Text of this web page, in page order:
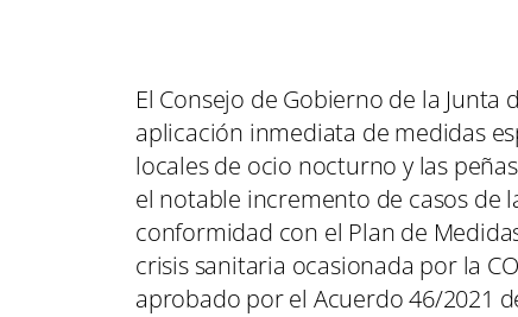
El Consejo de Gobierno de la
aplicación inmediata de medidas
locales de ocio nocturno y las
el notable incremento de casos de
conformidad con el Plan de
crisis sanitaria ocasionada por la
aprobado por el Acuerdo 46/2021